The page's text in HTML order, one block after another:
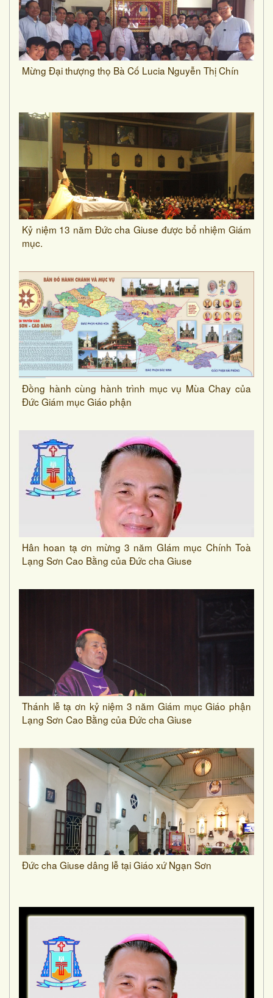
Mừng Đại thượng thọ Bà Cố Lucia Nguyễn Thị Chín
Kỷ niệm 13 năm Đức cha Giuse được bổ nhiệm Giám
mục.
Đồng hành cùng hành trình mục vụ Mùa Chay của
Đức Giám mục Giáo phận
Hân hoan tạ ơn mừng 3 năm GIám mục Chính Toà
Lạng Sơn Cao Bằng của Đức cha Giuse
Thánh lễ tạ ơn kỷ niệm 3 năm Giám mục Giáo phận
Lạng Sơn Cao Bằng của Đức cha Giuse
Đức cha Giuse dâng lễ tại Giáo xứ Ngạn Sơn